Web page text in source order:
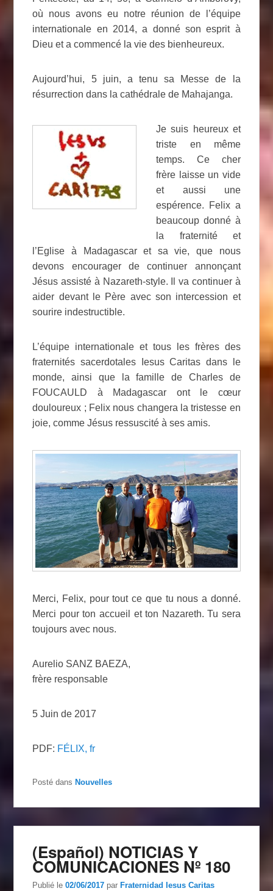
où nous avons eu notre réunion de l’équipe
internationale en 2014, a donné son esprit à
Dieu et a commencé la vie des bienheureux.
Aujourd’hui, 5 juin, a tenu sa Messe de la
résurrection dans la cathédrale de Mahajanga.
Je suis heureux et
triste en même
temps. Ce cher
frère laisse un vide
et aussi une
espérence. Felix a
beaucoup donné à
la fraternité et
l’Eglise à Madagascar et sa vie, que nous
devons encourager de continuer annonçant
Jésus assisté à Nazareth-style. Il va continuer à
aider devant le Père avec son intercession et
sourire indestructible.
L’équipe internationale et tous les frères des
fraternités sacerdotales Iesus Caritas dans le
monde, ainsi que la famille de Charles de
FOUCAULD à Madagascar ont le cœur
douloureux ; Felix nous changera la tristesse en
joie, comme Jésus ressuscité à ses amis.
Merci, Felix, pour tout ce que tu nous a donné.
Merci pour ton accueil et ton Nazareth. Tu sera
toujours avec nous.
Aurelio SANZ BAEZA,
frère responsable
5 Juin de 2017
PDF: FÉLIX, fr
Posté dans Nouvelles
(Español) NOTICIAS Y
COMUNICACIONES Nº 180
Publié le02/06/2017 par Fraternidad Iesus Caritas